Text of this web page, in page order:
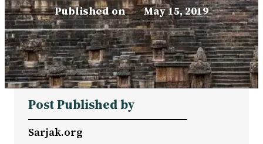
Published on – May 15, 2019
Post Published by
Sarjak.org